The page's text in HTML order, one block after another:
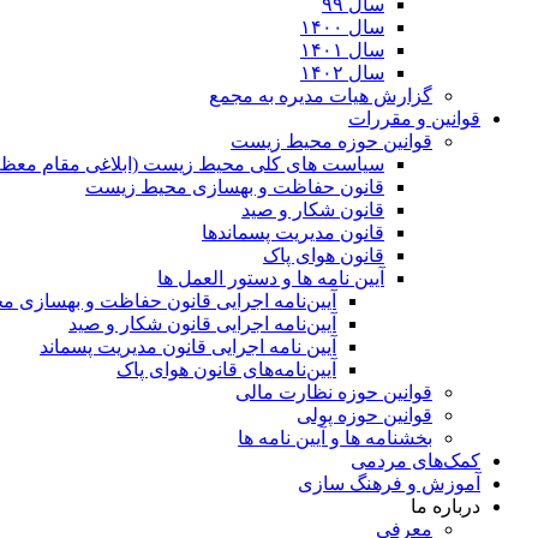
سال ۹۹
سال ۱۴۰۰
سال ۱۴۰۱
سال ۱۴۰۲
گزارش هیات مدیره به مجمع
قوانین و مقررات
قوانین حوزه محیط زیست
ﺳﯿﺎﺳﺖ ﻫﺎی ﮐﻠﯽ ﻣﺤﯿﻂ زﯾﺴﺖ (ابلاغی مقام
قانون حفاظت و بهسازی محیط زیست
قانون شکار و صید
قانون مدیریت پسماندها
قانون هوای پاک
آیین نامه ها و دستور العمل ها
آیین‌نامه اجرایی قانون حفاظت و
آیین‌نامه اجرایی قانون شکار و صید
آیین نامه اجرایی قانون مدیریت پسماند
آیین‌نامه‌های قانون هوای پاک
قوانین حوزه نظارت مالی
قوانین حوزه پولی
بخشنامه ها و آیین نامه ها
کمک‌های مردمی
آموزش و فرهنگ سازی
درباره ما
معرفی